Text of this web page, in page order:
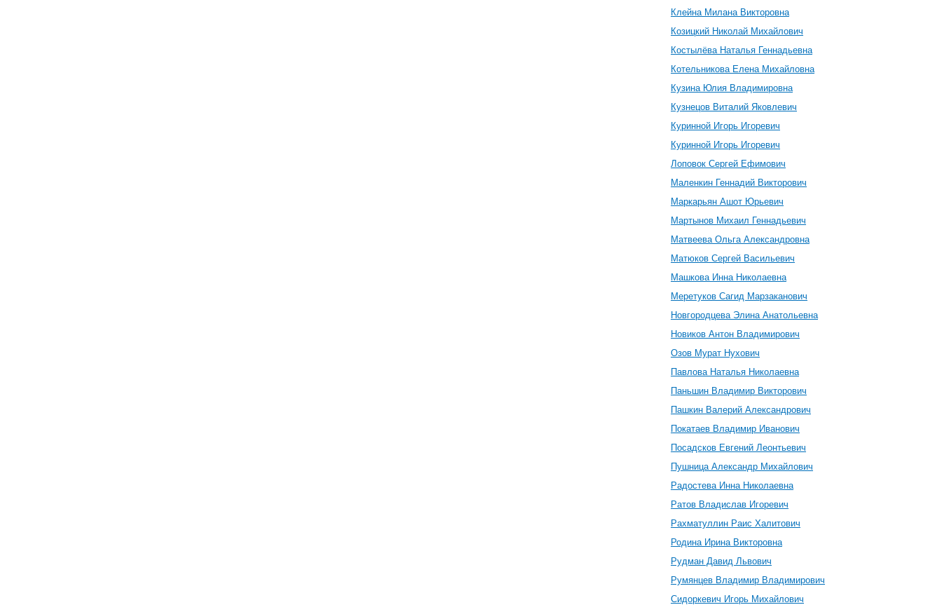
Клейна Милана Викторовна
Козицкий Николай Михайлович
Костылёва Наталья Геннадьевна
Котельникова Елена Михайловна
Кузина Юлия Владимировна
Кузнецов Виталий Яковлевич
Куринной Игорь Игоревич
Куринной Игорь Игоревич
Лоповок Сергей Ефимович
Маленкин Геннадий Викторович
Маркарьян Ашот Юрьевич
Мартынов Михаил Геннадьевич
Матвеева Ольга Александровна
Матюков Сергей Васильевич
Машкова Инна Николаевна
Меретуков Сагид Марзаканович
Новгородцева Элина Анатольевна
Новиков Антон Владимирович
Озов Мурат Нухович
Павлова Наталья Николаевна
Паньшин Владимир Викторович
Пашкин Валерий Александрович
Покатаев Владимир Иванович
Посадсков Евгений Леонтьевич
Пушница Александр Михайлович
Радостева Инна Николаевна
Ратов Владислав Игоревич
Рахматуллин Раис Халитович
Родина Ирина Викторовна
Рудман Давид Львович
Румянцев Владимир Владимирович
Сидоркевич Игорь Михайлович